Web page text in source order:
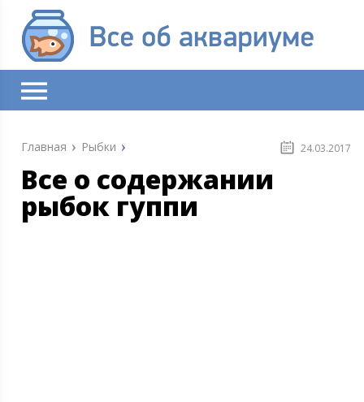
Главная Рыбки 24.03.2017
Все о содержании
рыбок гуппи